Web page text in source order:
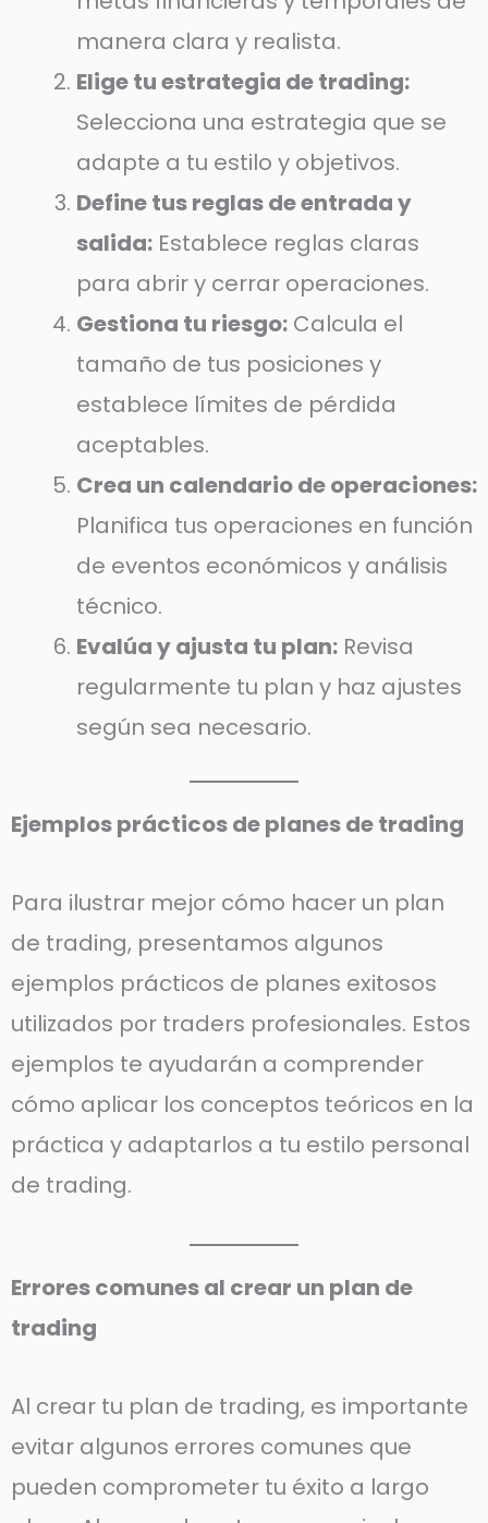
manera clara y realista.
Elige tu estrategia de trading:
Selecciona una estrategia que se
adapte a tu estilo y objetivos.
Define tus reglas de entrada y
salida: Establece reglas claras
para abrir y cerrar operaciones.
Gestiona tu riesgo: Calcula el
tamaño de tus posiciones y
establece límites de pérdida
aceptables.
Crea un calendario de operaciones:
Planifica tus operaciones en función
de eventos económicos y análisis
técnico.
Evalúa y ajusta tu plan: Revisa
regularmente tu plan y haz ajustes
según sea necesario.
Ejemplos prácticos de planes de trading
Para ilustrar mejor cómo hacer un plan
de trading, presentamos algunos
ejemplos prácticos de planes exitosos
utilizados por traders profesionales. Estos
ejemplos te ayudarán a comprender
cómo aplicar los conceptos teóricos en la
práctica y adaptarlos a tu estilo personal
de trading.
Errores comunes al crear un plan de
trading
Al crear tu plan de trading, es importante
evitar algunos errores comunes que
pueden comprometer tu éxito a largo